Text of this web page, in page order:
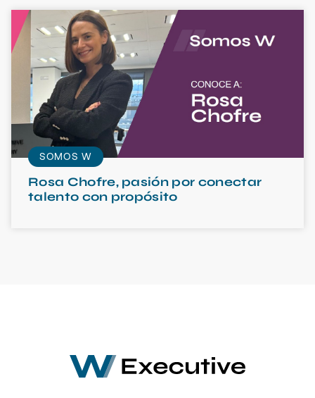
SOMOS W
Rosa Chofre, pasión por conectar
talento con propósito